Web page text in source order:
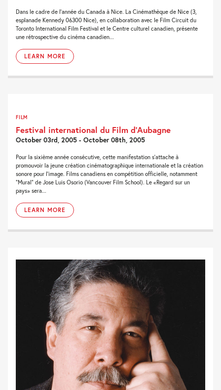
Dans le cadre de l’année du Canada à Nice. La Cinémathèque de Nice (3,
esplanade Kennedy 06300 Nice), en collaboration avec le Film Circuit du
Toronto International Film Festival et le Centre culturel canadien, présente
une rétrospective du cinéma canadien...
LEARN MORE
FILM
Festival international du Film d’Aubagne
October 03rd, 2005 - October 08th, 2005
Pour la sixième année consécutive, cette manifestation s’attache à
promouvoir la jeune création cinématographique internationale et la création
sonore pour l’image. Films canadiens en compétition officielle, notamment
“Mural” de Jose Luis Osorio (Vancouver Film School). Le «Regard sur un
pays» sera...
LEARN MORE